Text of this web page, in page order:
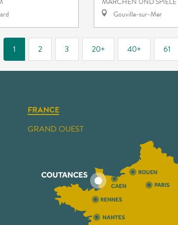
Gouville-sur-Mer
1 2 3 20+ 40+ 61
FRANCE
GRAND OUEST